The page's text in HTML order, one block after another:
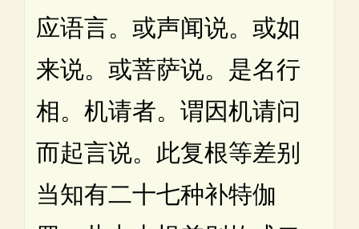
应语言。或声闻说。或如
来说。或菩萨说。是名行
相。机请者。谓因机请问
而起言说。此复根等差别
当知有二十七种补特伽